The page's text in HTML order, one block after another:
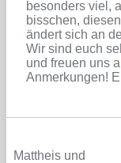
besonders viel,
bisschen,
ändert sich an
Wir sind euch
und freuen uns
Anmerkungen!
Mattheis und